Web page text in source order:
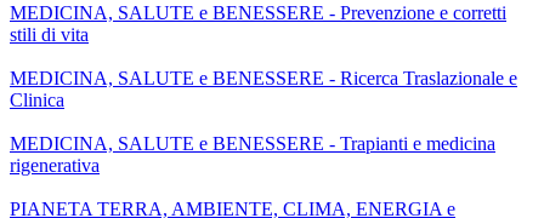
MEDICINA, SALUTE e BENESSERE - Prevenzione e corretti
stili di vita
MEDICINA, SALUTE e BENESSERE - Ricerca Traslazionale e
Clinica
MEDICINA, SALUTE e BENESSERE - Trapianti e medicina
rigenerativa
PIANETA TERRA, AMBIENTE, CLIMA, ENERGIA e